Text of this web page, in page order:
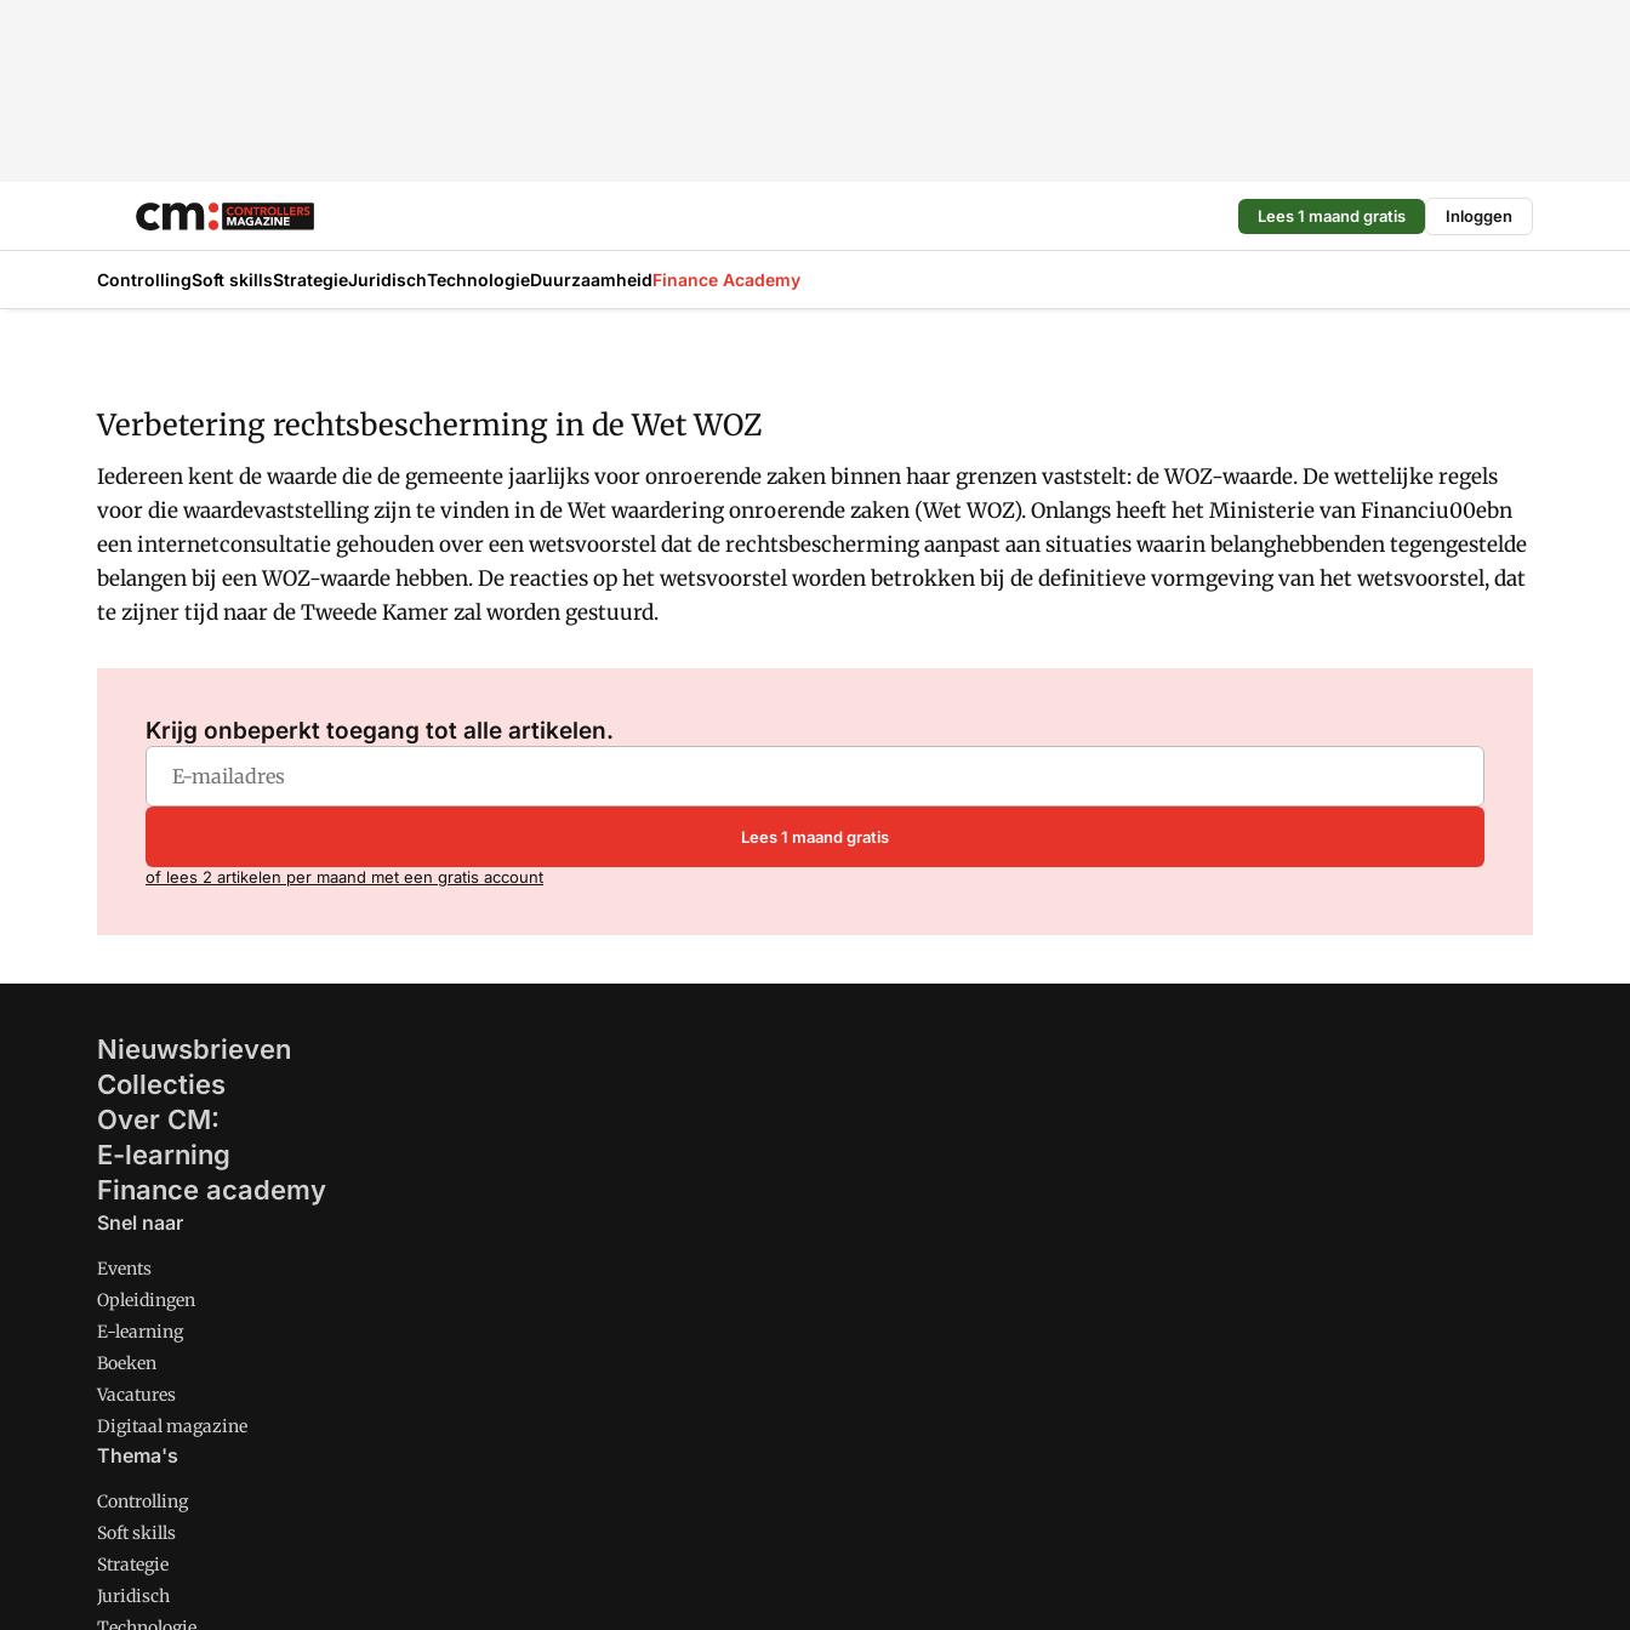
Lees 1 maand gratis Inloggen
ControllingSoft skillsStrategieJuridischTechnologieDuurzaamheidFinance Academy
Verbetering rechtsbescherming in de Wet WOZ
Iedereen kent de waarde die de gemeente jaarlijks voor onroerende zaken binnen haar grenzen vaststelt: de WOZ-waarde. De wettelijke regels
voor die waardevaststelling zijn te vinden in de Wet waardering onroerende zaken (Wet WOZ). Onlangs heeft het Ministerie van Financiu00ebn
een internetconsultatie gehouden over een wetsvoorstel dat de rechtsbescherming aanpast aan situaties waarin belanghebbenden tegengestelde
belangen bij een WOZ-waarde hebben. De reacties op het wetsvoorstel worden betrokken bij de definitieve vormgeving van het wetsvoorstel, dat
te zijner tijd naar de Tweede Kamer zal worden gestuurd.
Krijg onbeperkt toegang tot alle artikelen.
Lees 1 maand gratis
of lees 2 artikelen per maand met een gratis account
Nieuwsbrieven
Collecties
Over CM:
E-learning
Finance academy
Snel naar
Events
Opleidingen
E-learning
Boeken
Vacatures
Digitaal magazine
Thema's
Controlling
Soft skills
Strategie
Juridisch